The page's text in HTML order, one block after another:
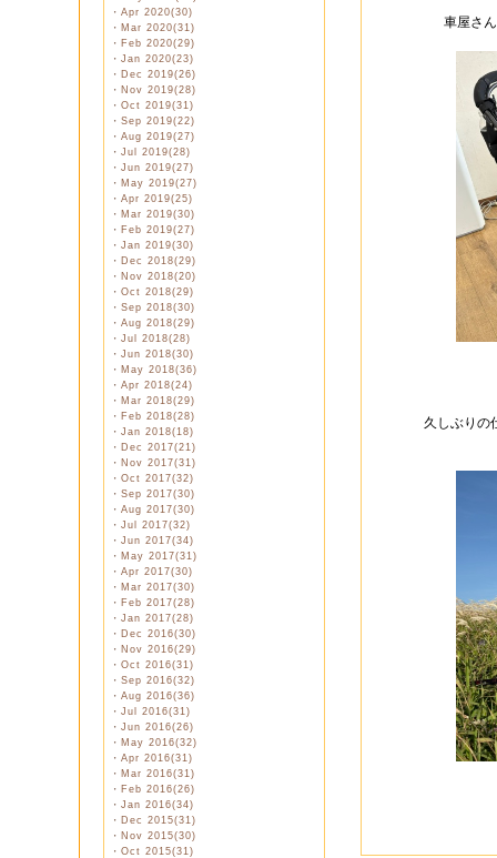
・ Apr 2020(30)
・ Mar 2020(31)
・ Feb 2020(29)
・ Jan 2020(23)
・ Dec 2019(26)
・ Nov 2019(28)
・ Oct 2019(31)
・ Sep 2019(22)
・ Aug 2019(27)
・ Jul 2019(28)
・ Jun 2019(27)
・ May 2019(27)
・ Apr 2019(25)
・ Mar 2019(30)
・ Feb 2019(27)
・ Jan 2019(30)
・ Dec 2018(29)
・ Nov 2018(20)
・ Oct 2018(29)
・ Sep 2018(30)
・ Aug 2018(29)
・ Jul 2018(28)
・ Jun 2018(30)
・ May 2018(36)
・ Apr 2018(24)
・ Mar 2018(29)
・ Feb 2018(28)
・ Jan 2018(18)
・ Dec 2017(21)
・ Nov 2017(31)
・ Oct 2017(32)
・ Sep 2017(30)
・ Aug 2017(30)
・ Jul 2017(32)
・ Jun 2017(34)
・ May 2017(31)
・ Apr 2017(30)
・ Mar 2017(30)
・ Feb 2017(28)
・ Jan 2017(28)
・ Dec 2016(30)
・ Nov 2016(29)
・ Oct 2016(31)
・ Sep 2016(32)
・ Aug 2016(36)
・ Jul 2016(31)
・ Jun 2016(26)
・ May 2016(32)
・ Apr 2016(31)
・ Mar 2016(31)
・ Feb 2016(26)
・ Jan 2016(34)
・ Dec 2015(31)
・ Nov 2015(30)
・ Oct 2015(31)
車屋さ
久しぶりの